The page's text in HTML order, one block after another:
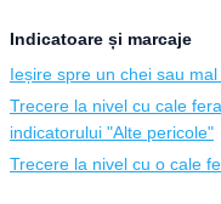
Indicatoare și marcaje
Ieșire spre un chei sau
Trecere la nivel cu cale
indicatorului "Alte pericole"
Trecere la nivel cu o cale